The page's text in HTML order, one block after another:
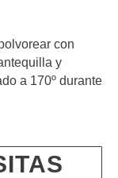
con
y
a 170º durante